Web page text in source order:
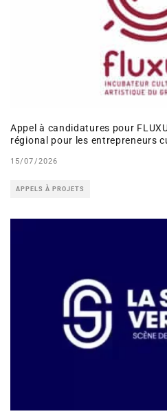
Appel à candidatures pour
régional pour les entrepreneurs
15/07/2026
APPELS À PROJETS